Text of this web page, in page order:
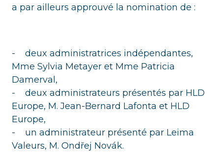
a par ailleurs approuvé la nomination de :
- deux administratrices indépendantes,
Mme Sylvia Metayer et Mme Patricia
Damerval,
- deux administrateurs présentés par HLD
Europe, M. Jean-Bernard Lafonta et HLD
Europe,
- un administrateur présenté par Leima
Valeurs, M. Ondřej Novák.